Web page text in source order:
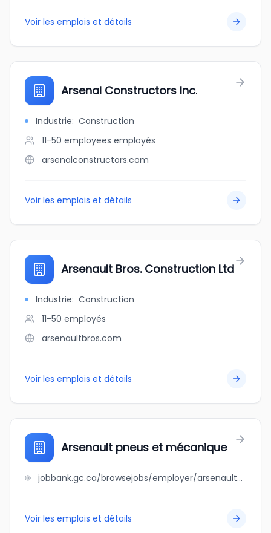
Voir les emplois et détails
Arsenal Constructors Inc.
Industrie: Construction
11-50 employees employés
arsenalconstructors.com
Voir les emplois et détails
Arsenault Bros. Construction Ltd
Industrie: Construction
11-50 employés
arsenaultbros.com
Voir les emplois et détails
Arsenault pneus et mécanique
jobbank.gc.ca/browsejobs/employer/arsenault+pneus+et+m%C3%A9canique/ca
Voir les emplois et détails